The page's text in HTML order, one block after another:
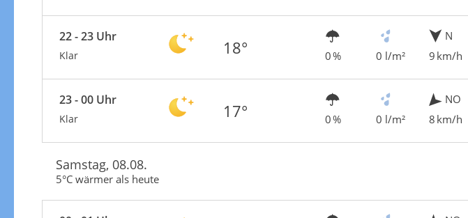
22 - 23 Uhr
Klar 18° 0 % 0 l/m²
N
9 km/h
23 - 00 Uhr
Klar 17° 0 % 0 l/m²
NO
8 km/h
Samstag, 08.08.
5°C wärmer als heute